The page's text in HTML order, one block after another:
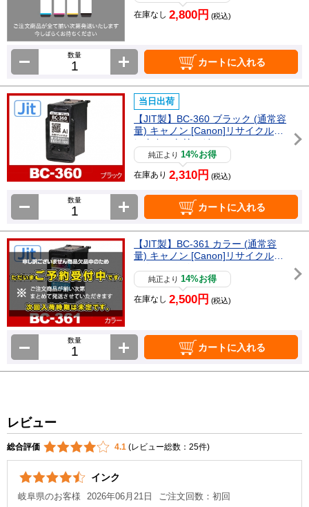
在庫なし 2,800円 (税込)
数量
カートに入れる
当日出荷
【JIT製】BC-360 ブラック (通常容
量) キャノン [Canon]リサイクルイ
ンクカートリッジ
純正より14%お得
在庫あり 2,310円 (税込)
数量
カートに入れる
【JIT製】BC-361 カラー (通常容
量) キャノン [Canon]リサイクルイ
純正より14%お得
在庫なし 2,500円 (税込)
数量
カートに入れる
レビュー
総合評価 4.1 (レビュー総数：25件)
インク
岐阜県のお客様 2026年06月21日 ご注文回数：初回